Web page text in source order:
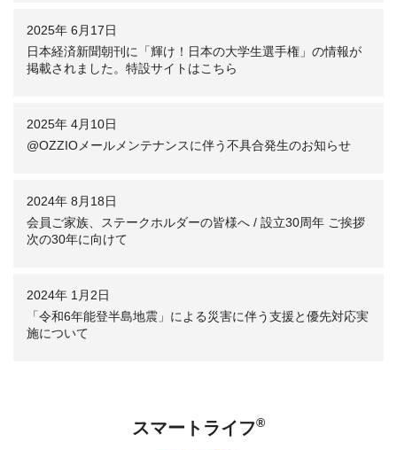
2025年 6月17日
日本経済新聞朝刊に「輝け！日本の大学生選手権」の情報が
掲載されました。特設サイトはこちら
2025年 4月10日
@OZZIOメールメンテナンスに伴う不具合発生のお知らせ
2024年 8月18日
会員ご家族、ステークホルダーの皆様へ / 設立30周年 ご挨拶
次の30年に向けて
2024年 1月2日
「令和6年能登半島地震」による災害に伴う支援と優先対応実
施について
スマートライフ®